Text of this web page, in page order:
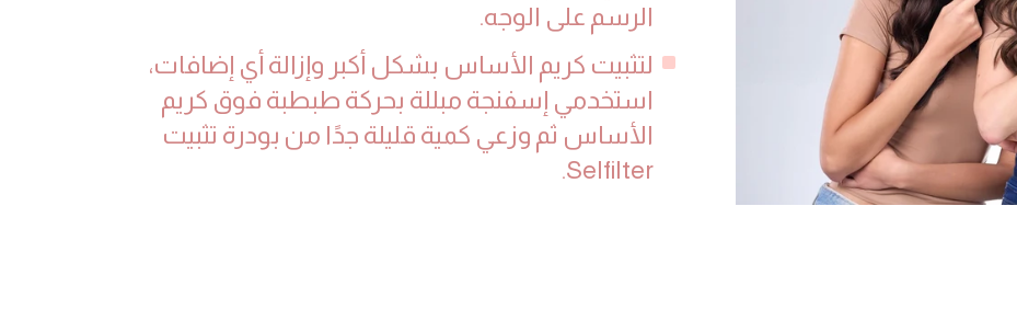
الرسم على الوجه.
لتثبيت كريم الأساس بشكل أكبر وإزالة أي إضافات،
استخدمي إسفنجة مبللة بحركة طبطبة فوق كريم
الأساس ثم وزعي كمية قليلة جدًا من بودرة تثبيت
Selfilter.